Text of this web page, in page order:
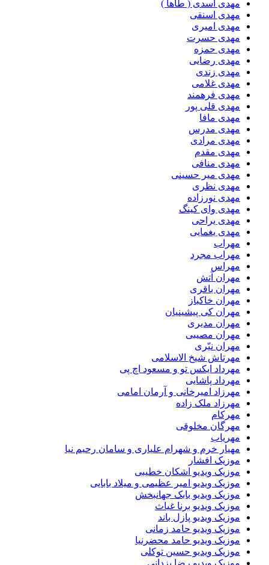
مهدی اسدی ( طاها )
مهدی اسنقی
مهدی امیری
مهدی حسرت
مهدی حمزه
مهدی رضایی
مهدی زندی
مهدی غلامی
مهدی فرهمند
مهدی قلی پور
مهدی مافا
مهدی مدرس
مهدی مرادی
مهدی مقدم
مهدی منافی
مهدی میر حسینی
مهدی نظری
مهدی نورزاده
مهدی وای کینگ
مهدی یراحی
مهدی یغمایی
مهراب
مهراب مجرد
مهراس
مهران آتش
مهران باقری
مهران خاکباز
مهران کی پیشینیان
مهران مدیری
مهران مصیبی
مهران نیّری
مهرتاش شیخ الاسلامی
مهرداد ایکس تو و مسعود اچ پی
مهرداد پاشایی
مهرزاد امیرخانی و آرمان امامی
مهرزاد ملک زاده
مهرکام
مهرگان مخلوقی
مهریاب
مهیار خرم و شهرام علیاری و سامان رحیم نیا
موزیک افشار
موزیک ویدیو اشکان خطیبی
موزیک ویدیو امیر عظیمی و میلاد بابایی
موزیک ویدیو بابک جهانبخش
موزیک ویدیو برنا غیاث
موزیک ویدیو پازل باند
موزیک ویدیو حامد زمانی
موزیک ویدیو حامد محضرنیا
موزیک ویدیو حسین توکلی
موزیک ویدیو رضا یزدانی